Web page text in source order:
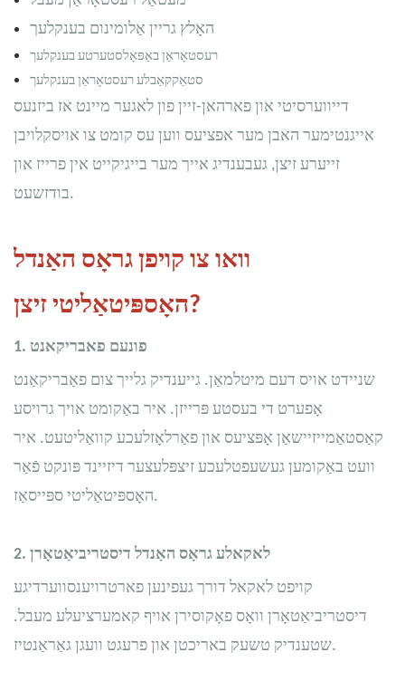
האָלץ גריין אַלומינום בענקלעך
רעסטאָראַן באַפּאָלסטערטע בענקלעך
סטאַקקאַבלע רעסטאָראַן בענקלעך
דייווערסיטי און פארהאן-זיין פון לאגער מיינט אז ביזנעס
אייגנטימער האבן מער אפציעס ווען עס קומט צו אויסקלויבן
זייערע זיצן, געבענדיג אייך מער בייגיקייט אין פרייז און
בודזשעט.
וואו צו קויפן גראָס האַנדל
האָספּיטאַליטי זיצן?
1. פונעם פאבריקאנט
שניידט אויס דעם מיטלמאַן. גייענדיק גלייך צום פאַבריקאַנט
אָפערט די בעסטע פּרייזן. איר באַקומט אויך גרויסע
קאַסטאַמייזיישאַן אָפּציעס און פאַרלאָזלעכע קוואַליטעט. איר
וועט באַקומען געשעפטלעכע זיצפּלעצער דיזיינד פּונקט פֿאַר
האָספּיטאַליטי ספּייסאַז.
2. לאקאלע גראָס האַנדל דיסטריביאַטאָרן
קויפט לאקאל דורך געפינען פארטרויענסווערדיגע
דיסטריביאַטאָרן וואָס פאָקוסירן אויף קאמערציעלע מעבל.
שטענדיק טשעק באריכטן און פרעגט וועגן גאַראַנטיז.